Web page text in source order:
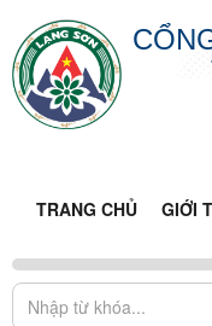
TRANG CHỦ GIỚI